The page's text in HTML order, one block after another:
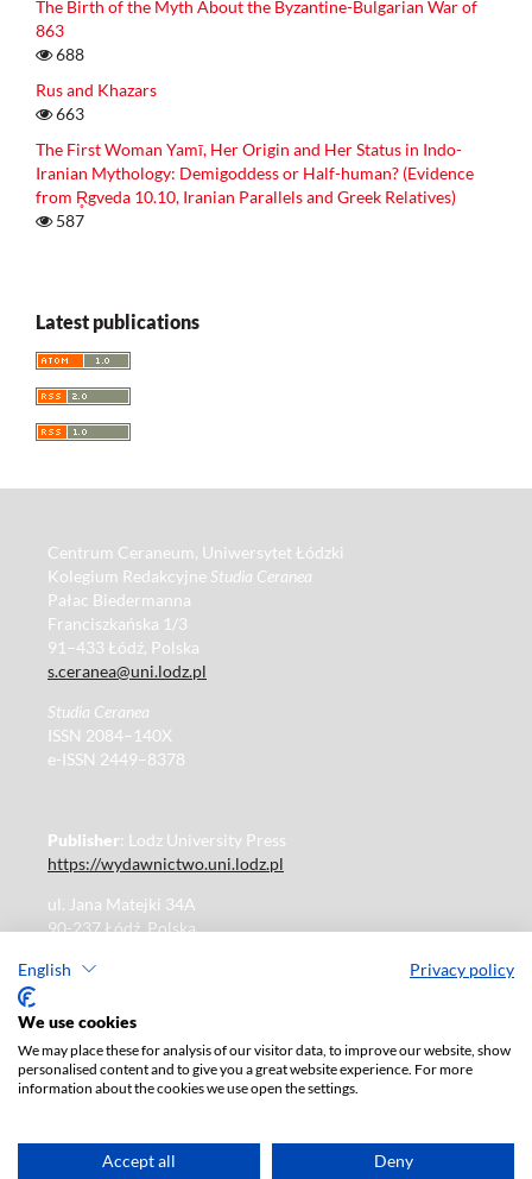
English Privacy policy
We use cookies
We may place these for analysis of our visitor data, to improve our website, show
personalised content and to give you a great website experience. For more
information about the cookies we use open the settings.
Accept all Deny
The Birth of the Myth About the Byzantine-Bulgarian War of
863
688
Rus and Khazars
663
The First Woman Yamī, Her Origin and Her Status in Indo-
Iranian Mythology: Demigoddess or Half-human? (Evidence
from R̥gveda 10.10, Iranian Parallels and Greek Relatives)
587
Latest publications
Centrum Ceraneum, Uniwersytet Łódzki
Kolegium Redakcyjne Studia Ceranea
Pałac Biedermanna
Franciszkańska 1/3
91–433 Łódź, Polska
s.ceranea@uni.lodz.pl
Studia Ceranea
ISSN 2084–140X
e-ISSN 2449–8378
Publisher: Lodz University Press
https://wydawnictwo.uni.lodz.pl
ul. Jana Matejki 34A
90-237 Łódź, Polska
Publisher's office: journals@uni.lodz.pl
The electronic version of the journal is fully available on
the website in Open Access:
information, please contact:
ksiegarnia@uni.lodz.pl